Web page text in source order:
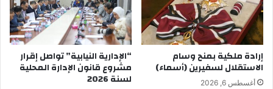
إرادة ملكية بمنح وسام
الاستقلال لسفيرين (أسماء)
أغسطس 6, 2026
“الإدارية النيابية” تواصل إقرار
مشروع قانون الإدارة المحلية
لسنة 2026